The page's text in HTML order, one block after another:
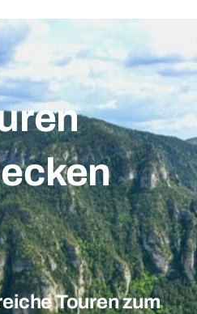
Touren zum